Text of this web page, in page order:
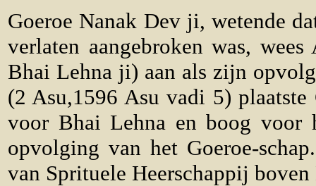
Goeroe Nanak Dev ji, wetende
verlaten aangebroken was,
Bhai Lehna ji) aan als zijn
(2 Asu,1596 Asu vadi 5)
voor Bhai Lehna en boog voor
opvolging van het Goeroe-
van Sprituele Heerschappij